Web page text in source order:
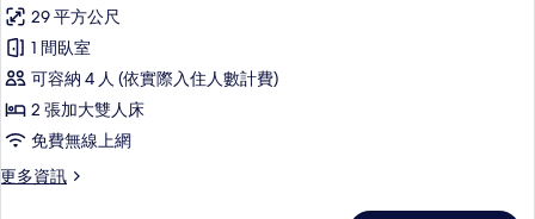
礙
淋
浴
設
施
(Mobility)
人
床,
無
障
礙
浴
設
施
標
準
客
房,
2
加
29 平方公尺
1 間臥室
可容納 4 人 (依實際入住人數計費)
2 張加大雙人床
免費無線上網
更多資訊
更